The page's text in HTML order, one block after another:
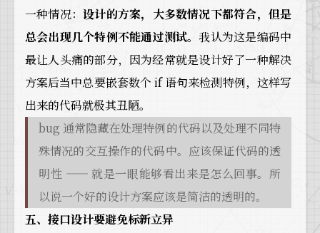
一种情况：设计的方案，大多数情况下都符合，但是
总会出现几个特例不能通过测试。我认为这是编码中
最让人头痛的部分，因为经常就是设计好了一种解决
方案后当中总要嵌套数个 if 语句来检测特例，这样写
出来的代码就极其丑陋。
bug 通常隐藏在处理特例的代码以及处理不同特
殊情况的交互操作的代码中。应该保证代码的透
明性 —— 就是一眼能够看出来是怎么回事。所
以说一个好的设计方案应该是简洁的透明的。
五、接口设计要避免标新立异